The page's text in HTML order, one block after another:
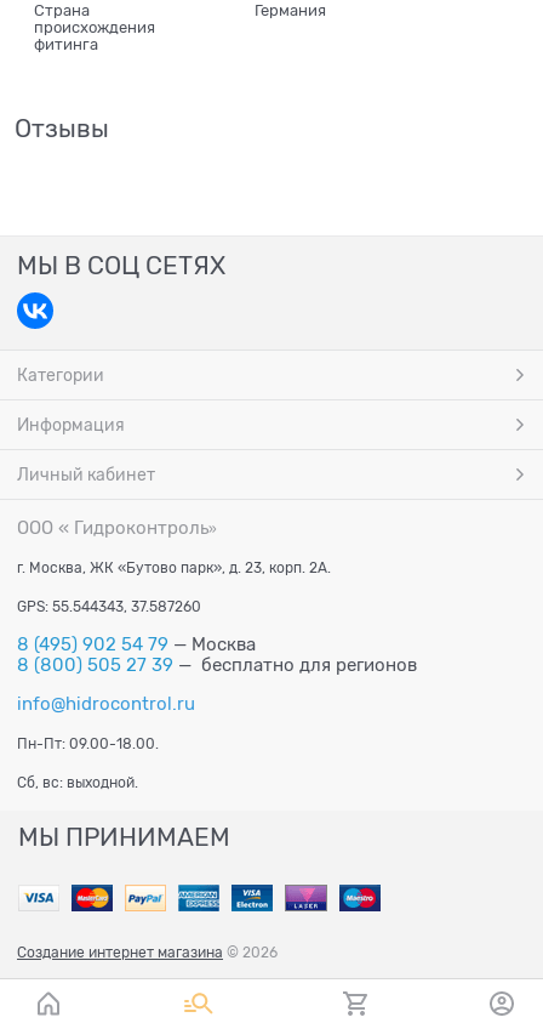
Страна
происхождения
фитинга
Германия
Отзывы
МЫ В СОЦ СЕТЯХ
Категории
Информация
Личный кабинет
ООО « Гидроконтроль»
г. Москва, ЖК «Бутово парк», д. 23, корп. 2А.
GPS: 55.544343, 37.587260
8 (495) 902 54 79 — Москва
8 (800) 505 27 39 — бесплатно для регионов
info@hidrocontrol.ru
Пн-Пт: 09.00-18.00.
Сб, вс: выходной.
МЫ ПРИНИМАЕМ
Создание интернет магазина © 2026